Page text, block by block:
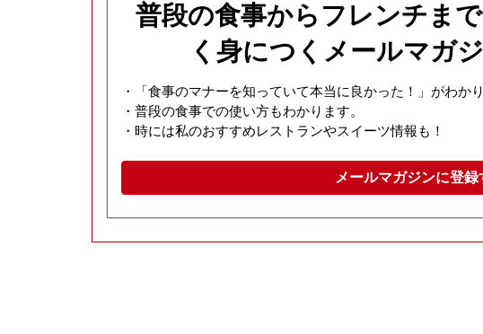
普段の食事からフレンチま
く身につくメールマガ
・「食事のマナーを知っていて本当に良かった！」がわかり
・普段の食事での使い方もわかります。
・時には私のおすすめレストランやスイーツ情報も！
メールマガジンに登録